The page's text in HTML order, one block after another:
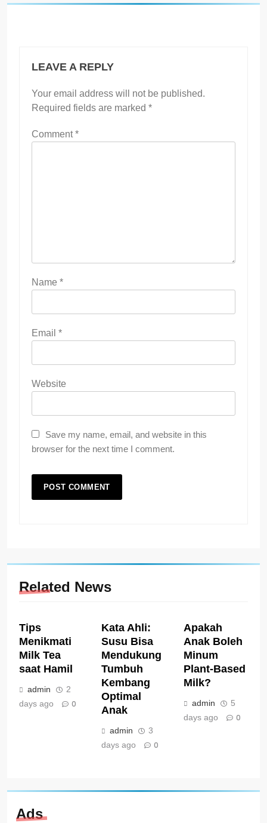
LEAVE A REPLY
Your email address will not be published.
Required fields are marked *
Comment*
Name *
Email *
Website
Save my name, email, and website in this
browser for the next time I comment.
Related News
Tips
Menikmati
Milk Tea
saat Hamil
admin
2
days ago
0
Kata Ahli:
Susu Bisa
Mendukung
Tumbuh
Kembang
Optimal
Anak
admin
3
days ago
0
Apakah
Anak Boleh
Minum
Plant-Based
Milk?
admin
5
days ago
0
Ads